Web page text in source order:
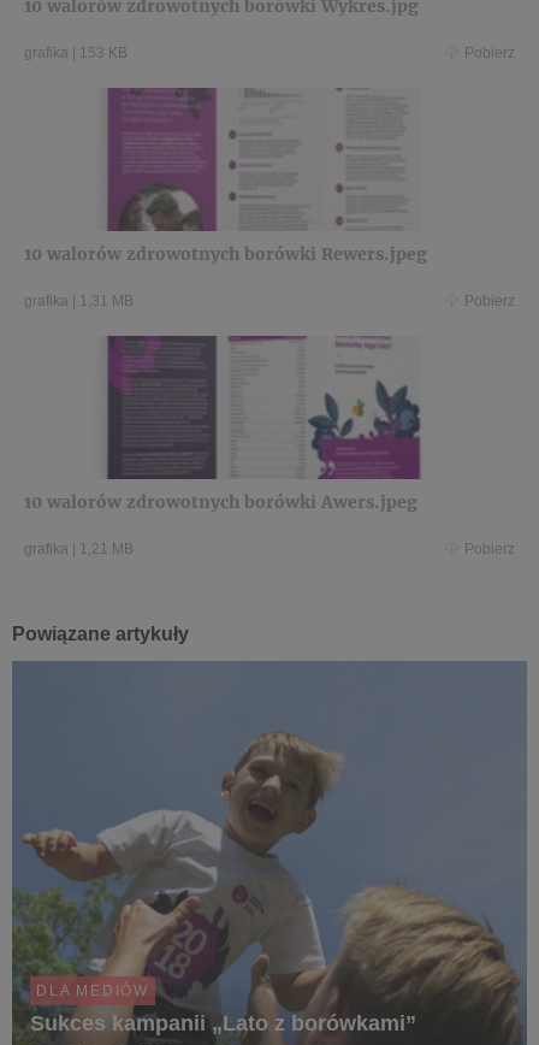
10 walorów zdrowotnych borówki Wykres.jpg
grafika 153 KB Pobierz
10 walorów zdrowotnych borówki Rewers.jpeg
grafika 1,31 MB Pobierz
10 walorów zdrowotnych borówki Awers.jpeg
grafika 1,21 MB Pobierz
Powiązane artykuły
DLA MEDIÓW
Sukces kampanii „Lato z borówkami”